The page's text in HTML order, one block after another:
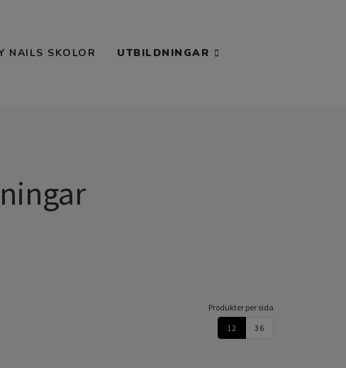
NAILS SKOLOR UTBILDNINGAR
Produkter per sida
12
36